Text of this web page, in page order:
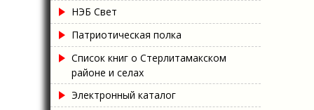
НЭБ Свет
Патриотическая полка
Список книг о Стерлитамакском
районе и селах
Электронный каталог